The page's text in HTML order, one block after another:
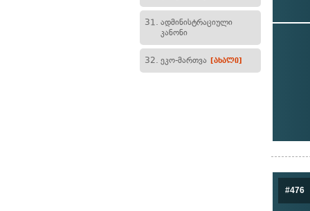
31. ადმინისტრაციული
კანონი
32. ეკო-მართვა [ახალი]
#476